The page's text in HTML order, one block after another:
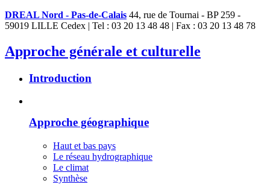
DREAL Nord - Pas-de-Calais 44, rue de Tournai - BP 259 -
59019 LILLE Cedex | Tel : 03 20 13 48 48 | Fax : 03 20 13 48 78
Approche générale et culturelle
Introduction
Approche géographique
Haut et bas pays
Le réseau hydrographique
Le climat
Synthèse